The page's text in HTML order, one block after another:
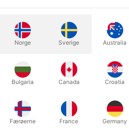
Køb nu
Norge Sverige Australia
Bulgaria Canada Croatia
Færøerne France Germany